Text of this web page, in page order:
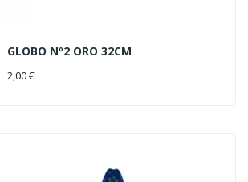
GLOBO Nº2 ORO 32CM
2,00 €